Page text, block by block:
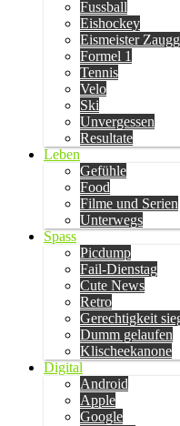
Fussball
Eishockey
Eismeister Zaugg
Formel 1
Tennis
Velo
Ski
Unvergessen
Resultate
Leben
Gefühle
Food
Filme und Serien
Unterwegs
Spass
Picdump
Fail-Dienstag
Cute News
Retro
Gerechtigkeit
Dumm gelaufen
Klischeekanone
Digital
Android
Apple
Google